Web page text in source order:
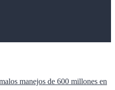
manejos de 600 millones en